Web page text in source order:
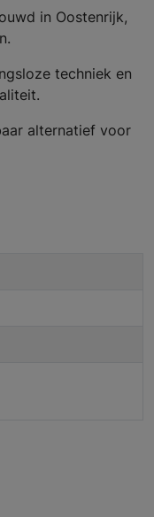
in Oostenrijk,
techniek en
alternatief voor